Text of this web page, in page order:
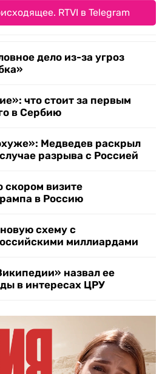
RTVI в Telegram
дело из-за угроз
что стоит за первым
в Сербию
Медведев раскрыл
разрыва с Россией
скором визите
в Россию
схему с
миллиардами
назвал ее
в интересах ЦРУ